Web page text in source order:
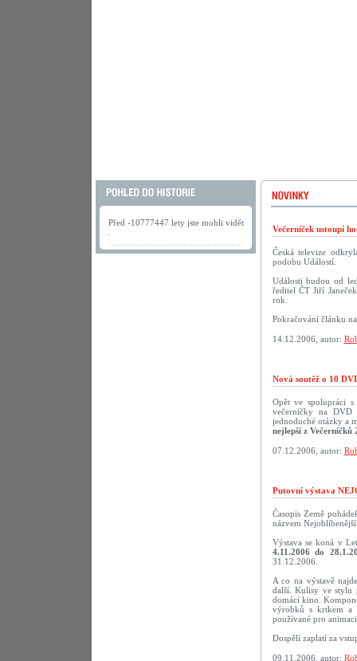
Před -10777447 lety jste mohli vidět
Večerníček ustoupí
Česká televize
podobu Událostí.
Události budou od
ředitel ČT Jiří
rok.
Pokračování článku
14.12.2006, autor:
Nová soutěž o 10
Opět ve spolupráci
večerníčky na DVD
jednoduché otázky a
nejlepší z Večerníčků
07.12.2006, autor:
Putovní výstava
Časopis Země
názvem
Výstava se koná v
4.11.2006 do
31.12.2006.
A co na výstavě
další. Kulisy ve stylu
domácí kino.
výrobků s krtkem a
používané pro
Dospělí zaplatí za
09.11.2006, autor: